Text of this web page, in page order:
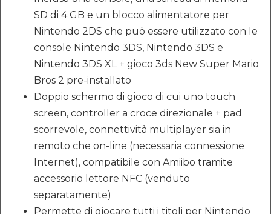
SD di 4 GB e un blocco alimentatore per
Nintendo 2DS che può essere utilizzato con le
console Nintendo 3DS, Nintendo 3DS e
Nintendo 3DS XL + gioco 3ds New Super Mario
Bros 2 pre-installato
Doppio schermo di gioco di cui uno touch
screen, controller a croce direzionale + pad
scorrevole, connettività multiplayer sia in
remoto che on-line (necessaria connessione
Internet), compatibile con Amiibo tramite
accessorio lettore NFC (venduto
separatamente)
Permette di giocare tutti i titoli per Nintendo